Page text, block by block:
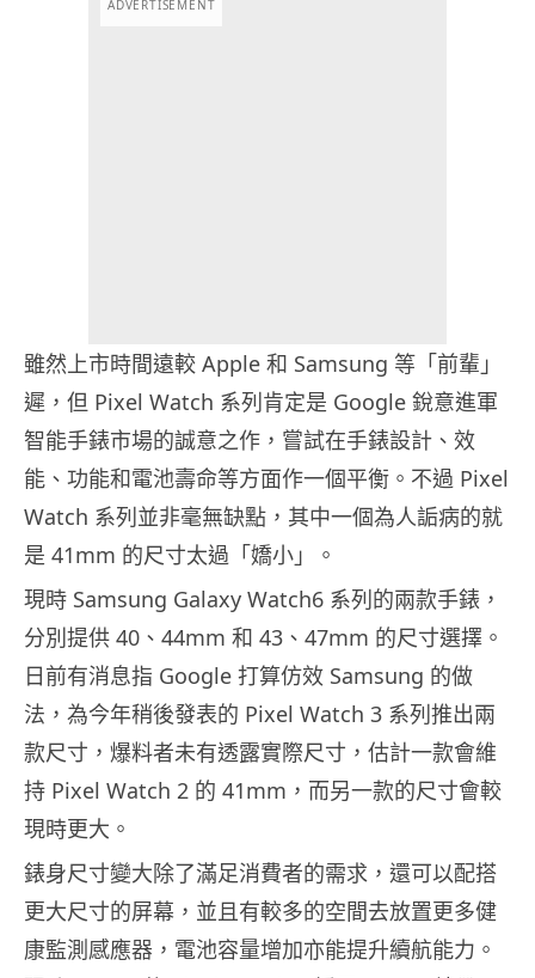
ADVERTISEMENT
雖然上市時間遠較 Apple 和 Samsung 等「前輩」
遲，但 Pixel Watch 系列肯定是 Google 銳意進軍
智能手錶市場的誠意之作，嘗試在手錶設計、效
能、功能和電池壽命等方面作一個平衡。不過 Pixel
Watch 系列並非毫無缺點，其中一個為人詬病的就
是 41mm 的尺寸太過「嬌小」。
現時 Samsung Galaxy Watch6 系列的兩款手錶，
分別提供 40、44mm 和 43、47mm 的尺寸選擇。
日前有消息指 Google 打算仿效 Samsung 的做
法，為今年稍後發表的 Pixel Watch 3 系列推出兩
款尺寸，爆料者未有透露實際尺寸，估計一款會維
持 Pixel Watch 2 的 41mm，而另一款的尺寸會較
現時更大。
錶身尺寸變大除了滿足消費者的需求，還可以配搭
更大尺寸的屏幕，並且有較多的空間去放置更多健
康監測感應器，電池容量增加亦能提升續航能力。